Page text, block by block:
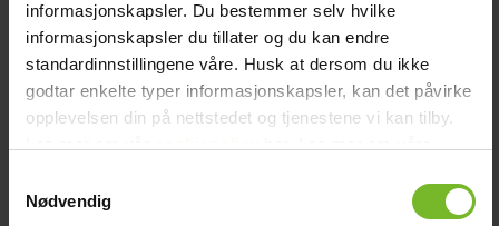
informasjonskapsler. Du bestemmer selv hvilke
informasjonskapsler du tillater og du kan endre
standardinnstillingene våre. Husk at dersom du ikke
godtar enkelte typer informasjonskapsler, kan det påvirke
opplevelsen din på nettstedet og tjenestene vi kan tilby.
Nødvendig
12 990,-
Köp fler få 15%